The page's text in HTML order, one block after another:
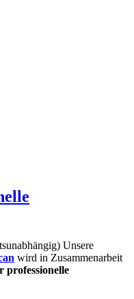
Unsere
wird in Zusammenarbeit
professionelle